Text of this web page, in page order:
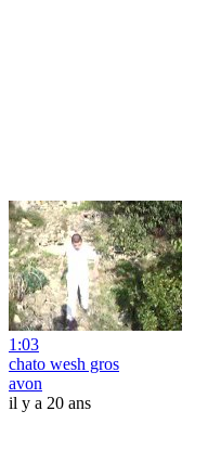
1:03
chato wesh gros
avon
il y a 20 ans